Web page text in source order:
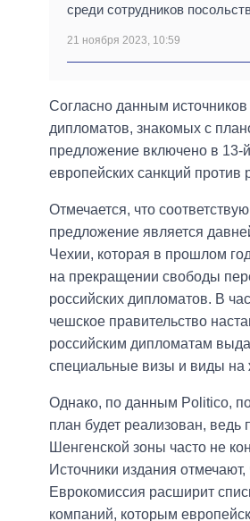
среди сотрудников
21 ноября 2023, 10:59
Согласно данным источников
дипломатов, знакомых с
предложение включено в 13-
европейских санкций против
Отмечается, что
предложение является
Чехии, которая в прошлом
на прекращении свободы
российских дипломатов. В
чешское правительство
российским дипломатам
специальные визы и виды на
Однако, по данным Politico,
план будет реализован, ведь
Шенгенской зоны часто не
Источники издания отмечают,
Еврокомиссия расширит
компаний, которым